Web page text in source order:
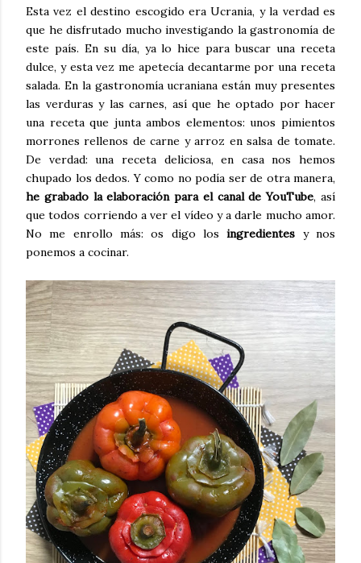
Esta vez el destino escogido era Ucrania, y la verdad es
que he disfrutado mucho investigando la gastronomía de
este país. En su día, ya lo hice para buscar una receta
dulce, y esta vez me apetecía decantarme por una receta
salada. En la gastronomía ucraniana están muy presentes
las verduras y las carnes, así que he optado por hacer
una receta que junta ambos elementos: unos pimientos
morrones rellenos de carne y arroz en salsa de tomate.
De verdad: una receta deliciosa, en casa nos hemos
chupado los dedos. Y como no podía ser de otra manera,
he grabado la elaboración para el canal de YouTube, así
que todos corriendo a ver el vídeo y a darle mucho amor.
No me enrollo más: os digo losingredientes y nos
ponemos a cocinar.